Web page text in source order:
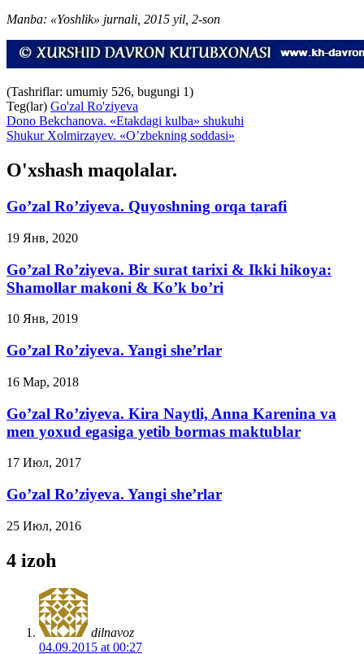
Manba: «Yoshlik» jurnali, 2015 yil, 2-son
(Tashriflar: umumiy 526, bugungi 1)
Teg(lar) Go'zal Ro'ziyeva
Dono Bekchanova. «Etakdagi kulba» shukuhi
Shukur Xolmirzayev. «O’zbekning soddasi»
O'xshash maqolalar.
Go’zal Ro’ziyeva. Quyoshning orqa tarafi
19 Янв, 2020
Go’zal Ro’ziyeva. Bir surat tarixi & Ikki hikoya:
Shamollar makoni & Ko’k bo’ri
10 Янв, 2019
Go’zal Ro’ziyeva. Yangi she’rlar
16 Мар, 2018
Go’zal Ro’ziyeva. Kira Naytli, Anna Karenina va
men yoxud egasiga yetib bormas maktublar
17 Июл, 2017
Go’zal Ro’ziyeva. Yangi she’rlar
25 Июл, 2016
4 izoh
dilnavoz
04.09.2015 at 00:27